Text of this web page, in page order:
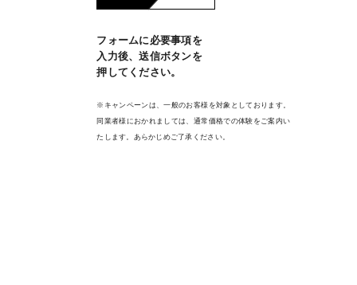
フォームに必要事項を
入力後、送信ボタンを
押してください。
※キャンペーンは、一般のお客様を対象としております。
同業者様におかれましては、通常価格での体験をご案内い
たします。あらかじめご了承ください。